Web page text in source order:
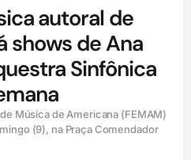
autoral de
shows de Ana
Sinfônica
Música de Americana (FEMAM)
(9), na Praça Comendador